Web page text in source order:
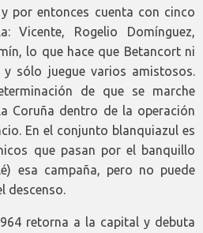
por entonces cuenta con cinco
Vicente, Rogelio Domínguez,
lo que hace que Betancort ni
sólo juegue varios amistosos.
de que se marche
Coruña dentro de la operación
En el conjunto blanquiazul es
que pasan por el banquillo
esa campaña, pero no puede
descenso.
retorna a la capital y debuta